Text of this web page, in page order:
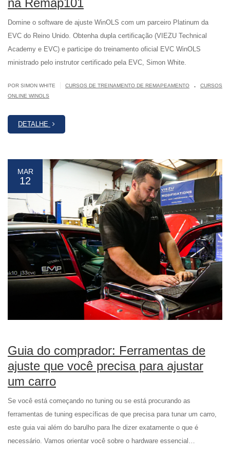
na Remap101
Domine o software de ajuste WinOLS com um parceiro Platinum da
EVC do Reino Unido. Obtenha dupla certificação (VIEZU Technical
Academy e EVC) e participe do treinamento oficial EVC WinOLS
ministrado pelo instrutor certificado pela EVC, Simon White.
POR SIMON WHITE CURSOS DE TREINAMENTO DE REMAPEAMENTO .
CURSOS
ONLINE WINOLS
DETALHE
MAR
12
Guia do comprador: Ferramentas de
ajuste que você precisa para ajustar
um carro
Se você está começando no tuning ou se está procurando as
ferramentas de tuning específicas de que precisa para tunar um carro,
este guia vai além do barulho para lhe dizer exatamente o que é
necessário. Vamos orientar você sobre o hardware essencial…